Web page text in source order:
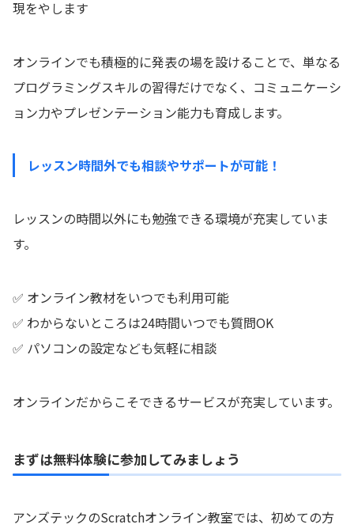
現をやします
オンラインでも積極的に発表の場を設けることで、単なる
プログラミングスキルの習得だけでなく、コミュニケーシ
ョン力やプレゼンテーション能力も育成します。
レッスン時間外でも相談やサポートが可能！
レッスンの時間以外にも勉強できる環境が充実していま
す。
✅ オンライン教材をいつでも利用可能
✅ わからないところは24時間いつでも質問OK
✅ パソコンの設定なども気軽に相談
オンラインだからこそできるサービスが充実しています。
まずは無料体験に参加してみましょう
アンズテックのScratchオンライン教室では、初めての方